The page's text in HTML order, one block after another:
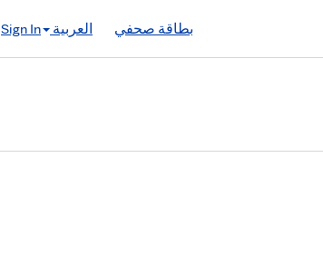
العربية
بطاقة صحفي Sign In